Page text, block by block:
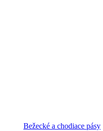
Bežecké a chodiace pásy